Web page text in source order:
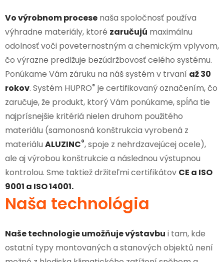
Vo výrobnom procese naša spoločnosť používa
výhradne materiály, ktoré zaručujú maximálnu
odolnosť voči poveternostným a chemickým vplyvom,
čo výrazne predlžuje bezúdržbovosť celého systému.
Ponúkame Vám záruku na náš systém v trvaní až 30
rokov. Systém HUPRO® je certifikovaný označením, čo
zaručuje, že produkt, ktorý Vám ponúkame, spĺňa tie
najprísnejšie kritériá nielen druhom použitého
materiálu (samonosná konštrukcia vyrobená z
materiálu ALUZINC®, spoje z nehrdzavejúcej ocele),
ale aj výrobou konštrukcie a následnou výstupnou
kontrolou. Sme taktiež držiteľmi certifikátov CE a ISO
9001 a ISO 14001.
Naša technológia
Naše technologie umožňuje výstavbu i tam, kde
ostatní typy montovaných a stanových objektů není